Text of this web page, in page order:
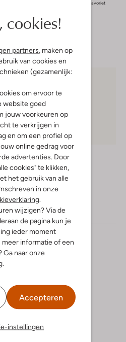
cookies!
partners, maken op
van cookies en
(gezamenlijk:
om ervoor te
website goed
jouw voorkeuren op
te verkrijgen in
en om een profiel op
online gedrag voor
advertenties. Door
cookies" te klikken,
het gebruik van alle
in onze
.
wijzigen? Via de
de pagina kun je
ieder moment
meer informatie of een
Ga naar onze
.
Accepteren
instellingen
Favoriet
37 boutiques
30 dagen*
3/5